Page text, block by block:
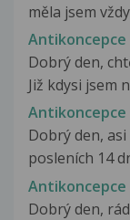
měla jsem
Antikoncepce
Dobrý den,
Již kdysi jsem
Antikoncepce
Dobrý den,
posleních 14
Antikoncepce
Dobrý den,